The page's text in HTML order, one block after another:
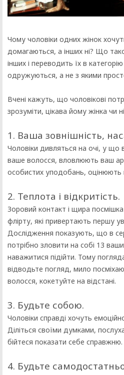
Чому чоловіки одних жінок
домагаються, а інших ні? Що
інших і переводить їх в
одружуються, а не з якими
Вчені кажуть, що чоловікові
зрозуміти, цікава йому жінка чи
1. Ваша зовнішність,
Чоловіки дивляться на очі, у що
ваше волосся, вловлюють ваш
особистих уподобань, оцінюють
2. Теплота і відкритість.
Зоровий контакт і щира
флірту, які привертають першу
Дослідження показують, що в
потрібно зловити на собі 13
наважитися підійти. Тому
відводьте погляд, мило
волосся, кокетуйте на відстані.
3. Будьте собою.
Чоловіки справді хочуть
Діліться своїми думками,
бійтеся показати себе справжню.
4. Будьте